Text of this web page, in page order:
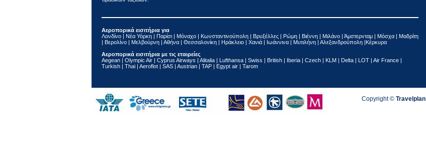
Αεροπορικά εισιτήρια για
Λονδίνο | Νέα Υόρκη | Παρίσι | Μόναχο | Κωνσταντινούπολη | Βρυξέλλες | Ρώμη | Βιέννη | Μιλάνο | Άμστερνταμ | Μόσχα | Μαδρίτη
| Βερολίνο | Μελβούρνη | Αθήνα | Θεσσαλονίκη | Ηράκλειο | Χανιά | Ιωάννινα | Μυτιλήνη | Αλεξανδρούπολη |Κέρκυρα
Αεροπορικά εισιτήρια με τις εταιρείες
Aegean | Olympic Air | Cyprus Airways | Alitalia | Lufthansa | Swiss | British | Iberia | Czech | KLM | Delta | LOT | Air France |
Turkish | Thai | Aeroflot | SAS | Austrian | TAP | Egypt air | Tarom
Copyright © Travelplan